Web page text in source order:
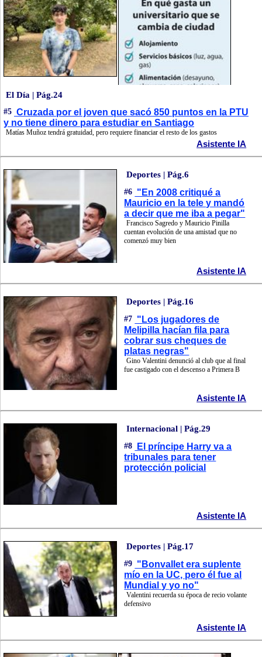
El Día | Pág.24
#5 Cruzada por el joven que sacó 850 puntos en la PTU
y no tiene dinero para estudiar en Santiago
Matías Muñoz tendrá gratuidad, pero requiere financiar el resto de los gastos
Asistente IA
Deportes | Pág.6
#6 "En 2008 critiqué a
Mauricio en la tele y mandó
a decir que me iba a pegar"
Francisco Sagredo y Mauricio Pinilla
cuentan evolución de una amistad que no
comenzó muy bien
Asistente IA
Deportes | Pág.16
#7 "Los jugadores de
Melipilla hacían fila para
cobrar sus cheques de
platas negras"
Gino Valentini denunció al club que al final
fue castigado con el descenso a Primera B
Asistente IA
Internacional | Pág.29
#8
El príncipe Harry va a
tribunales para tener
protección policial
Asistente IA
Deportes | Pág.17
#9 "Bonvallet era suplente
mío en la UC, pero él fue al
Mundial y yo no"
Valentini recuerda su época de recio volante
defensivo
Asistente IA